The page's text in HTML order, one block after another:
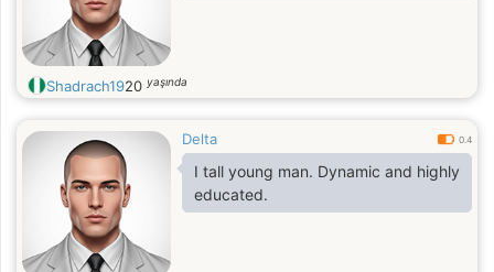
Shadrach1920 yaşında
Delta 0.4
I tall young man. Dynamic and highly
educated.